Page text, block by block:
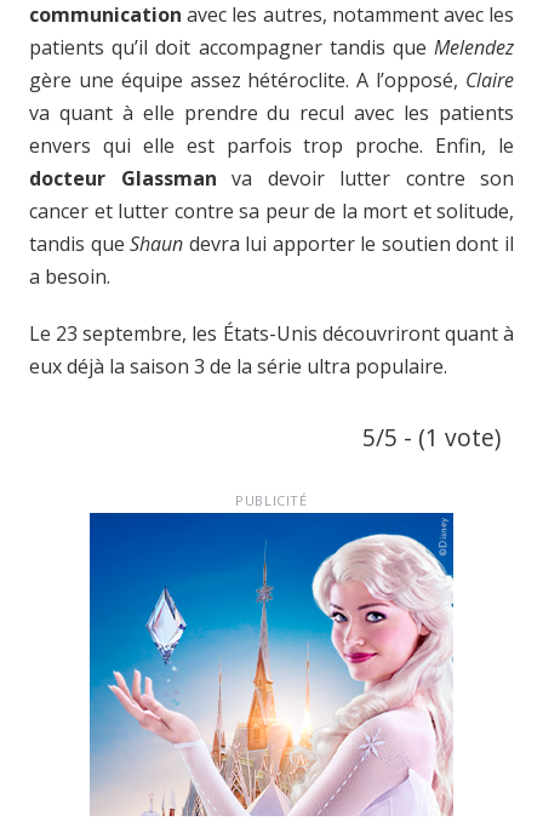
communication avec les autres, notamment avec les
patients qu’il doit accompagner tandis que Melendez
gère une équipe assez hétéroclite. A l’opposé, Claire
va quant à elle prendre du recul avec les patients
envers qui elle est parfois trop proche. Enfin, le
docteur Glassman va devoir lutter contre son
cancer et lutter contre sa peur de la mort et solitude,
tandis queShaun devra lui apporter le soutien dont il
a besoin.
Le 23 septembre, les États-Unis découvriront quant à
eux déjà la saison 3 de la série ultra populaire.
5/5 - (1 vote)
PUBLICITÉ